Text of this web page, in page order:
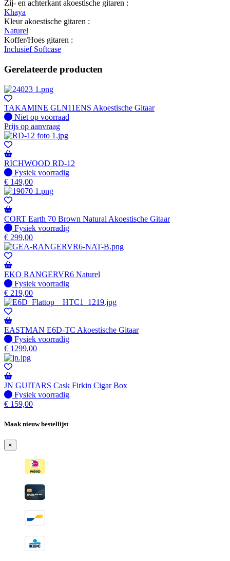
Zij- en achterkant akoestische gitaren :
Khaya
Kleur akoestische gitaren :
Naturel
Koffer/Hoes gitaren :
Inclusief Softcase
Gerelateerde producten
TAKAMINE GLN11ENS Akoestische Gitaar
Fysiek voorradig
Niet op voorraad
Prijs op aanvraag
RICHWOOD RD-12
Fysiek voorradig
Fysiek voorradig
€ 149,00
CORT Earth 70 Brown Natural Akoestische Gitaar
Fysiek voorradig
Fysiek voorradig
€ 299,00
EKO RANGERVR6 Naturel
Fysiek voorradig
Fysiek voorradig
€ 219,00
EASTMAN E6D-TC Akoestische Gitaar
Fysiek voorradig
Fysiek voorradig
€ 1299,00
JN GUITARS Cask Firkin Cigar Box
Fysiek voorradig
Fysiek voorradig
€ 159,00
Maak nieuw bestellijst
×